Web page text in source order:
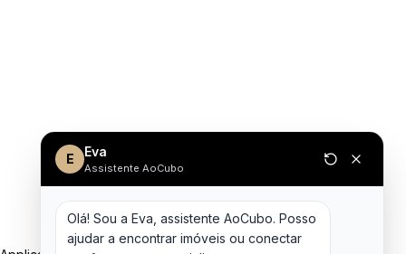
E Eva
Assistente AoCubo
Olá! Sou a Eva, assistente AoCubo. Posso
ajudar a encontrar imóveis ou conectar